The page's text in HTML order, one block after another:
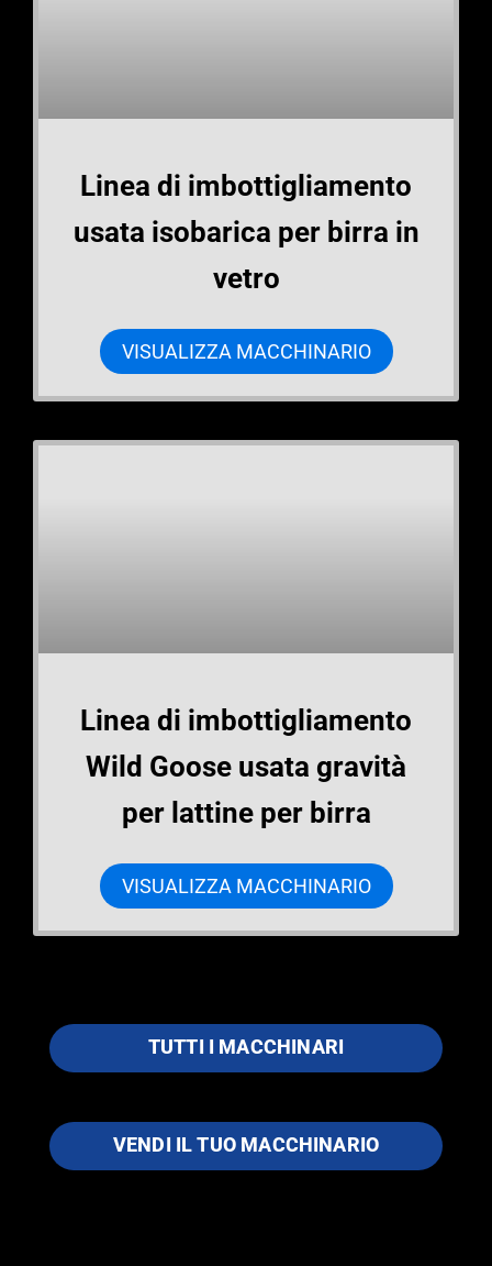
Linea di imbottigliamento
usata isobarica per birra in
vetro
VISUALIZZA MACCHINARIO
Linea di imbottigliamento
Wild Goose usata gravità
per lattine per birra
VISUALIZZA MACCHINARIO
TUTTI I MACCHINARI
VENDI IL TUO MACCHINARIO